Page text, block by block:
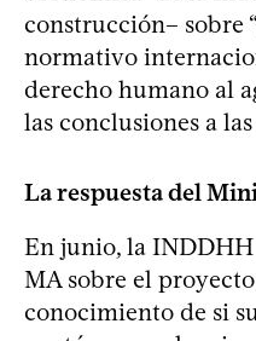
construcción– sobre
normativo
derecho humano al
las conclusiones a
La respuesta del
En junio, la
MA sobre el
conocimiento de si